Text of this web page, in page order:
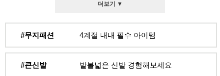
더보기 ▼
#무지패션 4계절 내내 필수 아이템
#큰신발 발볼넓은 신발 경험해보세요